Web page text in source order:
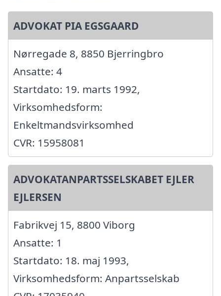
ADVOKAT PIA EGSGAARD
Nørregade 8, 8850 Bjerringbro
Ansatte: 4
Startdato: 19. marts 1992,
Virksomhedsform:
Enkeltmandsvirksomhed
CVR: 15958081
ADVOKATANPARTSSELSKABET EJLER
EJLERSEN
Fabrikvej 15, 8800 Viborg
Ansatte: 1
Startdato: 18. maj 1993,
Virksomhedsform: Anpartsselskab